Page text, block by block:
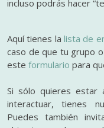
incluso podrás hacer
Aquí tienes lalista de
caso de que tu grupo
este formulario para
Si sólo quieres estar
interactuar, tienes
Puedes también